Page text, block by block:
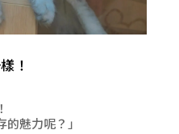
！
魅力呢？」